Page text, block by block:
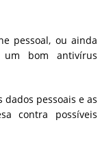
pessoal, ou ainda
bom antivírus
dados pessoais e as
contra possíveis